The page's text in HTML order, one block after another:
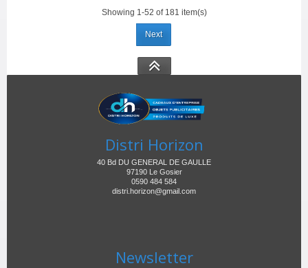
Showing 1-52 of 181 item(s)
Next
Distri Horizon
40 Bd DU GENERAL DE GAULLE
97190 Le Gosier
0590 484 584
distri.horizon@gmail.com
Newsletter